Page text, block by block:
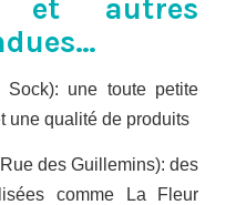
et autres
une toute petite
une qualité de produits
des Guillemins): des
comme La Fleur